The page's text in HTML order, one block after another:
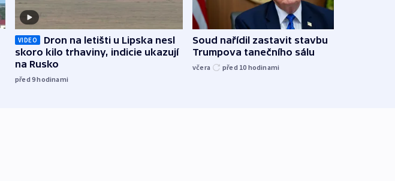
VIDEO
Dron na letišti u Lipska nesl
skoro kilo trhaviny, indicie ukazují
na Rusko
před 9hodinami
Soud nařídil zastavit stavbu
Trumpova tanečního sálu
včera před 10 hodinami